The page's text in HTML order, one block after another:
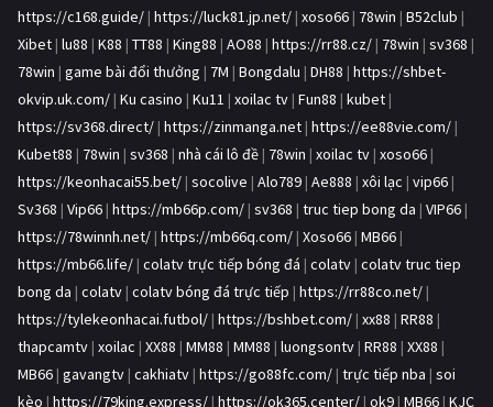
https://c168.guide/ | https://luck81.jp.net/ | xoso66 | 78win | B52club |
Xibet | lu88 | K88 | TT88 | King88 | AO88 | https://rr88.cz/ | 78win | sv368 |
78win | game bài đổi thưởng | 7M | Bongdalu | DH88 | https://shbet-
okvip.uk.com/ | Ku casino | Ku11 | xoilac tv | Fun88 | kubet |
https://sv368.direct/ | https://zinmanga.net | https://ee88vie.com/ |
Kubet88 | 78win | sv368 | nhà cái lô đề | 78win | xoilac tv | xoso66 |
https://keonhacai55.bet/ | socolive | Alo789 | Ae888 | xôi lạc | vip66 |
Sv368 | Vip66 | https://mb66p.com/ | sv368 | truc tiep bong da | VIP66 |
https://78winnh.net/ | https://mb66q.com/ | Xoso66 | MB66 |
https://mb66.life/ | colatv trực tiếp bóng đá | colatv | colatv truc tiep
bong da | colatv | colatv bóng đá trực tiếp | https://rr88co.net/ |
https://tylekeonhacai.futbol/ | https://bshbet.com/ | xx88 | RR88 |
thapcamtv | xoilac | XX88 | MM88 | MM88 | luongsontv | RR88 | XX88 |
MB66 | gavangtv | cakhiatv | https://go88fc.com/ | trực tiếp nba | soi
kèo | https://79king.express/ | https://ok365.center/ | ok9 | MB66 | KJC